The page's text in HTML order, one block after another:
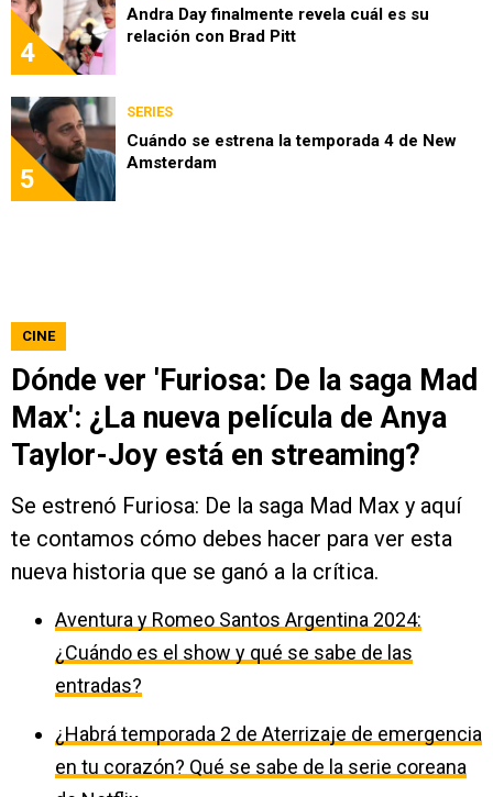
4
Andra Day finalmente revela cuál es su
relación con Brad Pitt
5
SERIES
Cuándo se estrena la temporada 4 de New
Amsterdam
CINE
Dónde ver 'Furiosa: De la saga Mad
Max': ¿La nueva película de Anya
Taylor-Joy está en streaming?
Se estrenó Furiosa: De la saga Mad Max y aquí
te contamos cómo debes hacer para ver esta
nueva historia que se ganó a la crítica.
Aventura y Romeo Santos Argentina 2024:
¿Cuándo es el show y qué se sabe de las
entradas?
¿Habrá temporada 2 de Aterrizaje de emergencia
en tu corazón? Qué se sabe de la serie coreana